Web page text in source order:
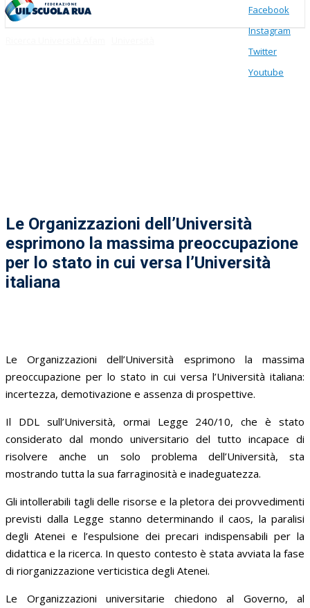
Facebook
Instagram
Twitter
Youtube
Le Organizzazioni dell’Università
esprimono la massima preoccupazione
per lo stato in cui versa l’Università
italiana
Le Organizzazioni dell’Università esprimono la massima
preoccupazione per lo stato in cui versa l’Università italiana:
incertezza, demotivazione e assenza di prospettive.
Il DDL sull’Università, ormai Legge 240/10, che è stato
considerato dal mondo universitario del tutto incapace di
risolvere anche un solo problema dell’Università, sta
mostrando tutta la sua farraginosità e inadeguatezza.
Gli intollerabili tagli delle risorse e la pletora dei provvedimenti
previsti dalla Legge stanno determinando il caos, la paralisi
degli Atenei e l’espulsione dei precari indispensabili per la
didattica e la ricerca. In questo contesto è stata avviata la fase
di riorganizzazione verticistica degli Atenei.
Le Organizzazioni universitarie chiedono al Governo, al